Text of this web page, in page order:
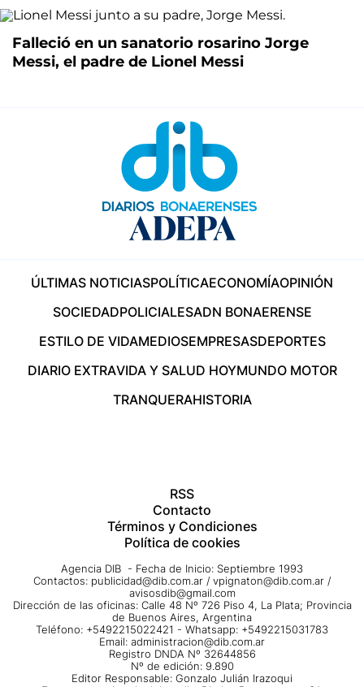
Falleció en un sanatorio rosarino Jorge
Messi, el padre de Lionel Messi
ÚLTIMAS NOTICIASPOLÍTICAECONOMÍAOPINIÓN
SOCIEDADPOLICIALESADN BONAERENSE
ESTILO DE VIDAMEDIOSEMPRESASDEPORTES
DIARIO EXTRAVIDA Y SALUD HOYMUNDO MOTOR
TRANQUERAHISTORIA
RSS
Contacto
Términos y Condiciones
Política de cookies
Agencia DIB - Fecha de Inicio: Septiembre 1993
Contactos: publicidad@dib.com.ar / vpignaton@dib.com.ar /
avisosdib@gmail.com
Dirección de las oficinas: Calle 48 Nº 726 Piso 4, La Plata; Provincia
de Buenos Aires, Argentina
Teléfono: +5492215022421 - Whatsapp: +5492215031783
Email: administracion@dib.com.ar
Registro DNDA Nº 32644856
Nº de edición: 9.890
Editor Responsable: Gonzalo Julián Irazoqui